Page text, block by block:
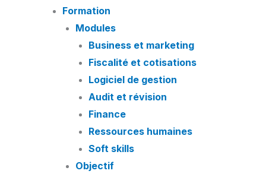
Formation
Modules
Business et marketing
Fiscalité et cotisations
Logiciel de gestion
Audit et révision
Finance
Ressources humaines
Soft skills
Objectif